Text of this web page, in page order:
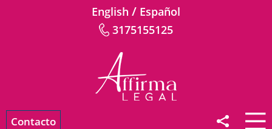
English / Español
3175155125
Contacto